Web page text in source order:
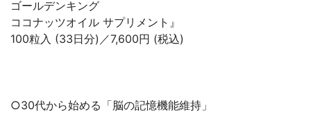
ゴールデンキング
ココナッツオイル サプリメント』
100粒入 (33日分)／7,600円 (税込)
○30代から始める「脳の記憶機能維持」